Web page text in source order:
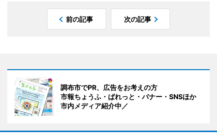
前の記事 次の記事
調布市でPR、広告をお考えの方
市報ちょうふ・ぱれっと・バナー・SNSほか
市内メディア紹介中／